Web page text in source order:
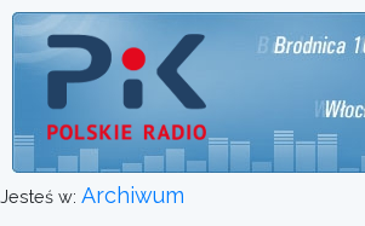
Jesteś w: Archiwum